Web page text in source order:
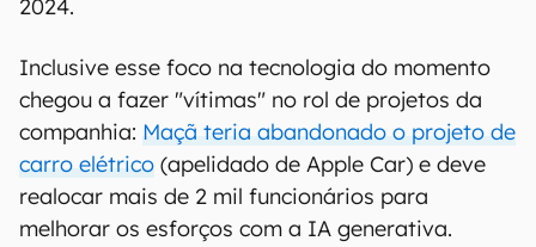
2024.
Inclusive esse foco na tecnologia do momento
chegou a fazer "vítimas" no rol de projetos da
companhia: Maçã teria abandonado o projeto de
carro elétrico (apelidado de Apple Car) e deve
realocar mais de 2 mil funcionários para
melhorar os esforços com a IA generativa.